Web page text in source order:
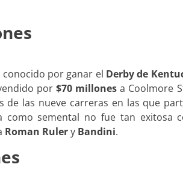
conocido por ganar el Derby de
por $70 millones a Coolmore
las nueve carreras en las que
semental no fue tan exitosa
Roman Rulery Bandini.